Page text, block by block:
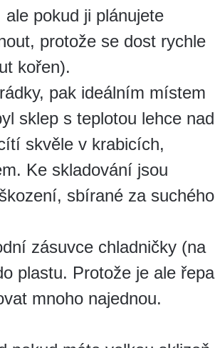
pokud ji plánujete
protože se dost rychle
kořen).
pak ideálním místem
sklep s teplotou lehce nad
skvěle v krabicích,
Ke skladování jsou
sbírané za suchého
zásuvce chladničky (na
plastu. Protože je ale řepa
mnoho najednou.